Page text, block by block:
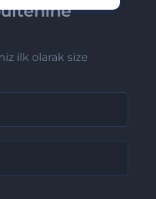
ilk olarak size